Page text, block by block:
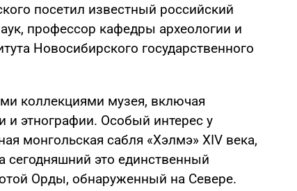
посетил известный российский
профессор кафедры археологии и
Новосибирского государственного
коллекциями музея, включая
и этнографии. Особый интерес у
монгольская сабля «Хэлмэ» XIV века,
сегодняшний это единственный
Орды, обнаруженный на Севере.